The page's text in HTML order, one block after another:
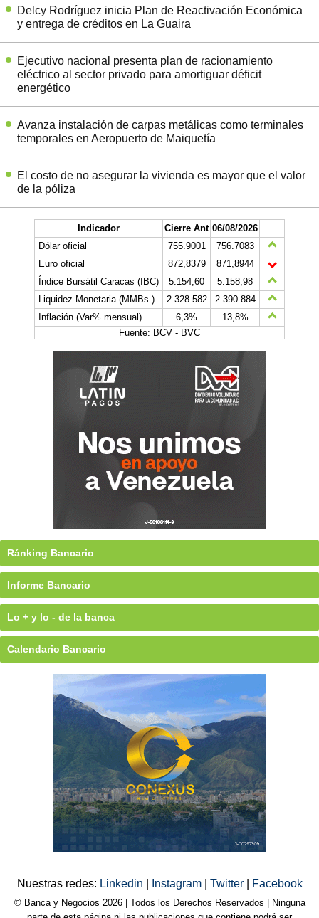
Delcy Rodríguez inicia Plan de Reactivación Económica
y entrega de créditos en La Guaira
Ejecutivo nacional presenta plan de racionamiento
eléctrico al sector privado para amortiguar déficit
energético
Avanza instalación de carpas metálicas como terminales
temporales en Aeropuerto de Maiquetía
El costo de no asegurar la vivienda es mayor que el valor
de la póliza
Indicador Cierre Ant 06/08/2026
Dólar oficial
755.9001
756.7083
Euro oficial
872,8379
871,8944
Índice Bursátil Caracas (IBC)
5.154,60
5.158,98
Liquidez Monetaria (MMBs.)
2.328.582
2.390.884
Inflación (Var% mensual)
6,3%
13,8%
Fuente: BCV - BVC
Ránking Bancario
Informe Bancario
Lo + y lo - de la banca
Calendario Bancario
Nuestras redes: Linkedin Instagram Twitter Facebook
© Banca y Negocios 2026 | Todos los Derechos Reservados | Ninguna